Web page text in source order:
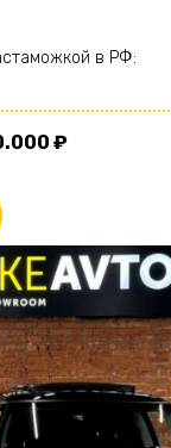
в РФ:
₽